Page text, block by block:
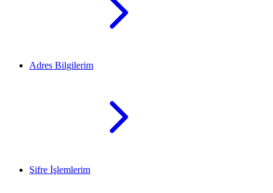
Adres Bilgilerim
Şifre İşlemlerim